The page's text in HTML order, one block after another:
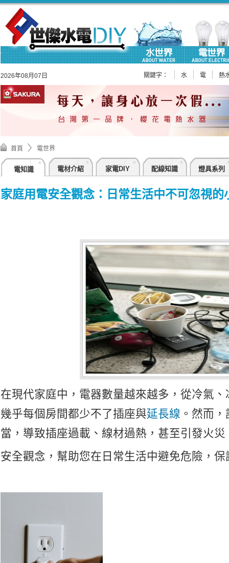
2026年08月07日 關鍵字： 水 電 熱
首頁 電世界
電知識 電材介紹 家電DIY 配線知識 燈具系列
家庭用電安全觀念：日常生活中不可忽視的
在現代家庭中，電器數量越來越多，從冷氣
幾乎每個房間都少不了插座與延長線 。然而
當，導致插座過載、線材過熱，甚至引發火
安全觀念，幫助您在日常生活中避免危險，